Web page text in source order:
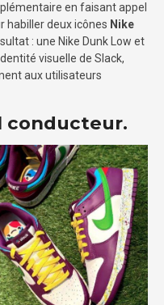
en faisant appel
habiller deux icônes Nike
: une Nike Dunk Low et
visuelle de Slack,
aux utilisateurs
conducteur.